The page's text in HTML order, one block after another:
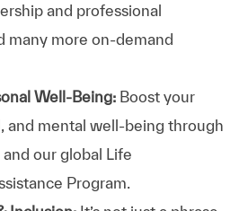
and professional
many more on-demand
Well-Being:Boost your
and mental well-being through
our global Life
Program.